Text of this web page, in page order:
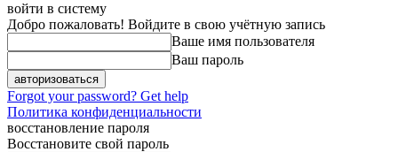
войти в систему
Добро пожаловать! Войдите в свою учётную запись
Ваше имя пользователя
Ваш пароль
Forgot your password? Get help
Политика конфиденциальности
восстановление пароля
Восстановите свой пароль